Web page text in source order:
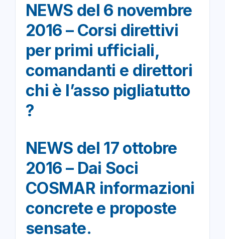
NEWS del 6 novembre
2016 – Corsi direttivi
per primi ufficiali,
comandanti e direttori
chi è l’asso pigliatutto
?
NEWS del 17 ottobre
2016 – Dai Soci
COSMAR informazioni
concrete e proposte
sensate.